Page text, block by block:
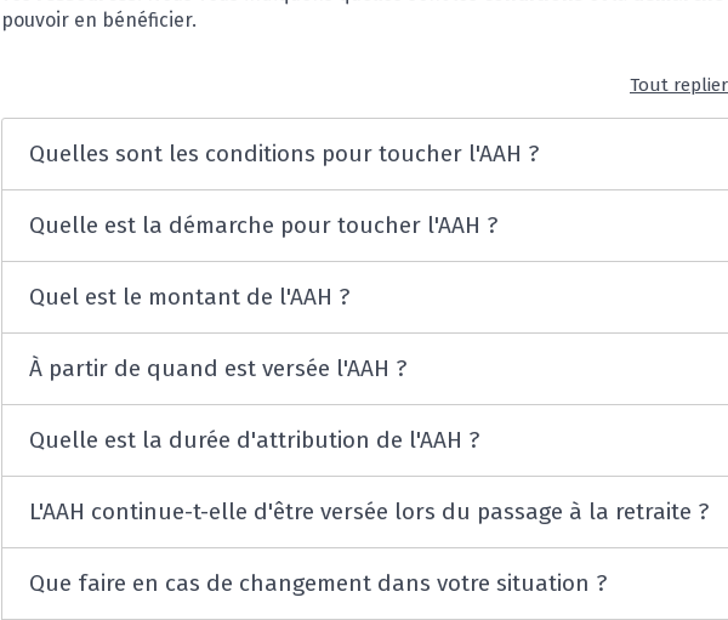
pouvoir en bénéficier.
Tout replier
Quelles sont les conditions pour toucher l'AAH ?
Quelle est la démarche pour toucher l'AAH ?
Quel est le montant de l'AAH ?
À partir de quand est versée l'AAH ?
Quelle est la durée d'attribution de l'AAH ?
L'AAH continue-t-elle d'être versée lors du passage à la retraite ?
Que faire en cas de changement dans votre situation ?